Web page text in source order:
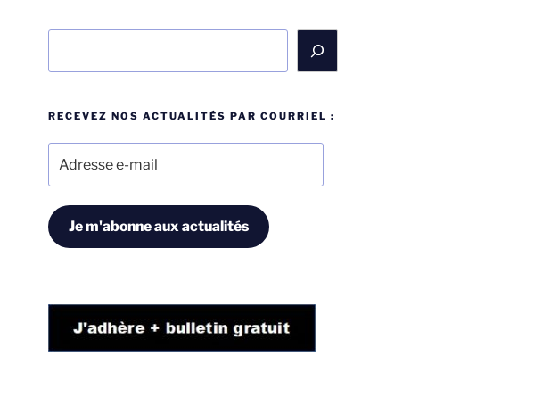
RECEVEZ NOS ACTUALITÉS PAR COURRIEL :
mail
Je m'abonne aux actualités